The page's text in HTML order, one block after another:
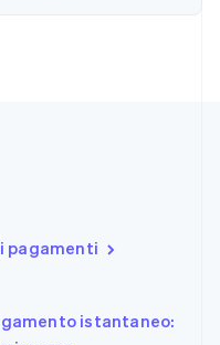
pagamenti
istantaneo: